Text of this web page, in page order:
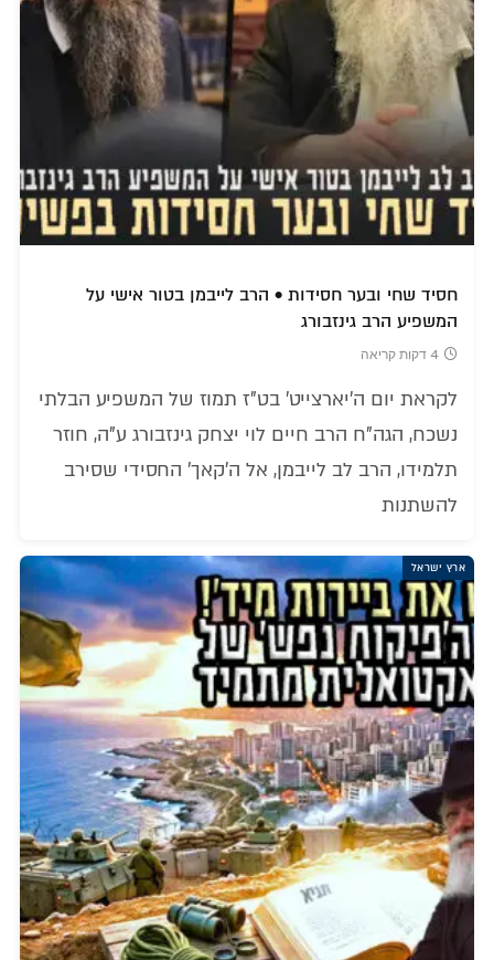
חסיד שחי ובער חסידות • הרב לייבמן בטור אישי על
המשפיע הרב גינזבורג
4 דקות קריאה
לקראת יום ה'יארצייט' בט"ז תמוז של המשפיע הבלתי
נשכח, הגה"ח הרב חיים לוי יצחק גינזבורג ע"ה, חוזר
תלמידו, הרב לב לייבמן, אל ה'קאך' החסידי שסירב
להשתנות
ארץ ישראל